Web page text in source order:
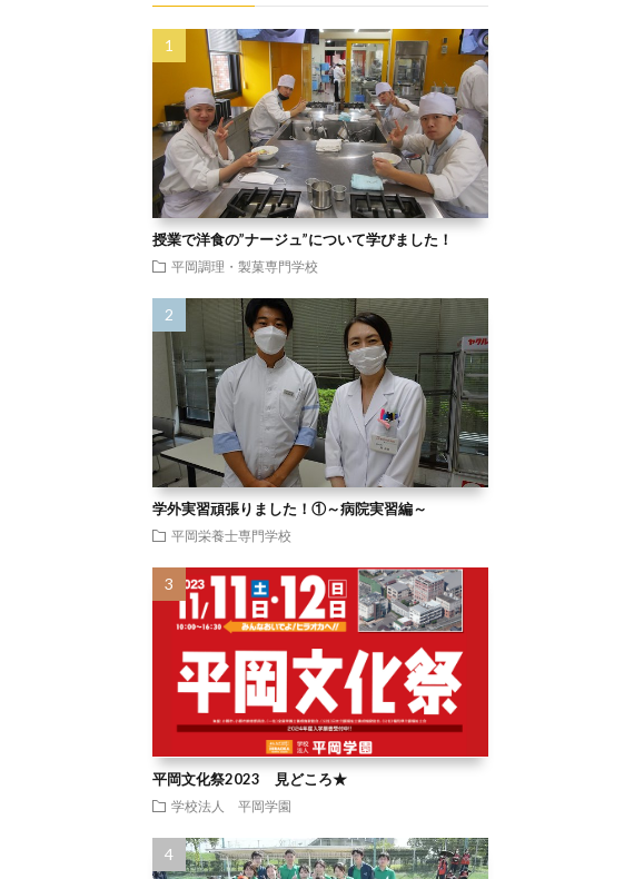
授業で洋食の”ナージュ”について学びました！
平岡調理・製菓専門学校
学外実習頑張りました！①～病院実習編～
平岡栄養士専門学校
平岡文化祭2023 見どころ★
学校法人 平岡学園